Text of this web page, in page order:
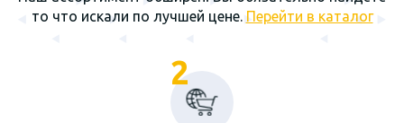
то что искали по лучшей цене. Перейти в каталог
2